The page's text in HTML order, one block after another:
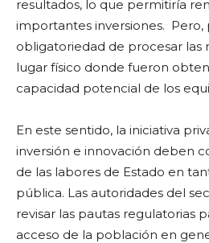
resultados, lo que permitiría
importantes inversiones.
obligatoriedad de procesar las
lugar físico donde fueron
capacidad potencial de los
En este sentido, la iniciativa
inversión e innovación deben
de las labores de Estado en
pública. Las autoridades del
revisar las pautas regulatorias
acceso de la población en